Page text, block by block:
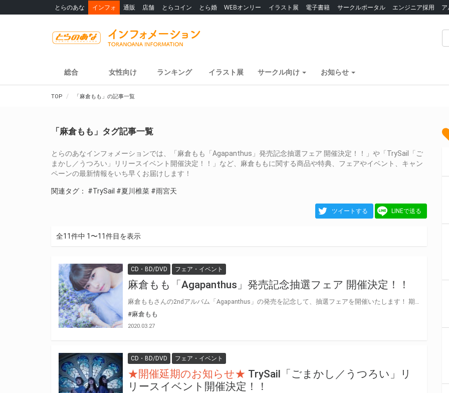
とらのあな インフォ 通販 店舗 とらコイン とら婚 WEBオンリー イラスト展 電子書籍 サークルポータル エンジニア採用
総合 女性向け ランキング イラスト展 サークル向け お知らせ
TOP 「麻倉もも」の記事一覧
「麻倉もも」タグ記事一覧
とらのあなインフォメーションでは、「麻倉もも「Agapanthus」発売記念抽選フェア 開催決定！！」や「TrySail「ご
まかし／うつろい」リリースイベント開催決定！！」など、麻倉ももに関する商品や特典、フェアやイベント、キャン
ペーンの最新情報をいち早くお届けします！
関連タグ： #TrySail #夏川椎菜 #雨宮天
ツイートする LINEで送る
全11件中 1〜11件目を表示
CD・BD/DVD フェア・イベント
麻倉もも「Agapanthus」発売記念抽選フェア 開催決定！！
#麻倉もも
2020.03.27
CD・BD/DVD フェア・イベント
★開催延期のお知らせ★ TrySail「ごまかし／うつろい」リ
リースイベント開催決定！！